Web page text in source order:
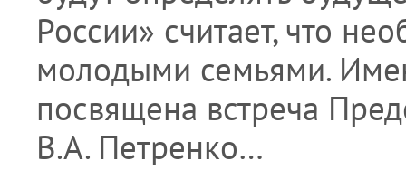
России» считает, что
молодыми семьями.
посвящена встреча
В.А. Петренко…